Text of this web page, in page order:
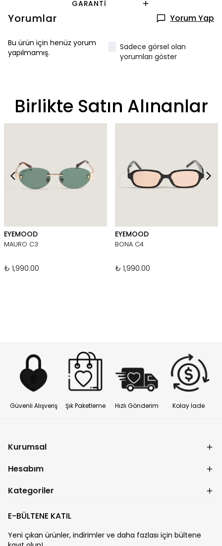
GARANTI
Yorumlar Yorum Yap
Bu ürün için henüz yorum
yapılmamış.
Sadece görsel olan
yorumları göster
Birlikte Satın Alınanlar
EYEMOOD
MAURO C3
₺ 1,990.00
EYEMOOD
BONA C4
₺ 1,990.00
Güvenli Alışveriş Şık Paketleme Hızlı Gönderim Kolay İade
Kurumsal
Hesabım
Kategoriler
E-BÜLTENE KATIL
Yeni çıkan ürünler, indirimler ve daha fazlası için bültene